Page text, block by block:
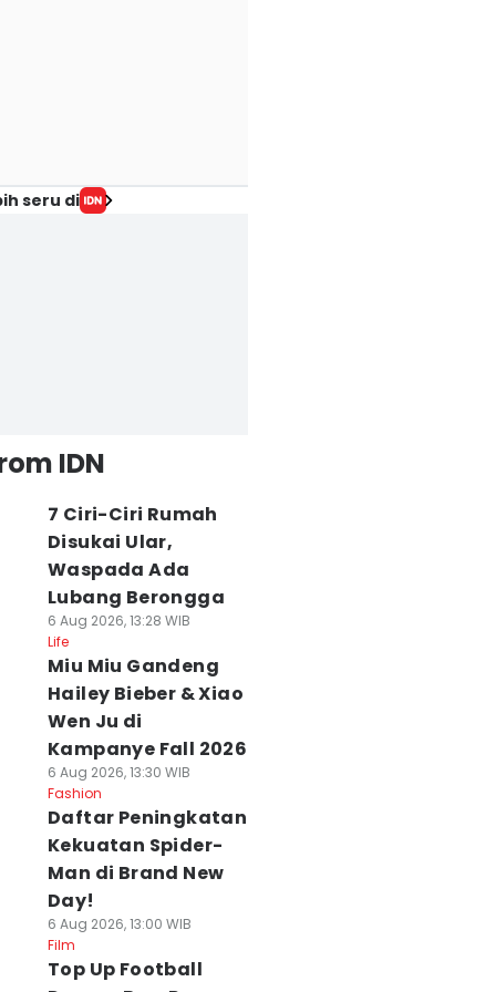
seru di
IDN
7 Ciri-Ciri Rumah
Disukai Ular,
Waspada Ada
Lubang Berongga
6 Aug 2026, 13:28 WIB
Life
Miu Miu Gandeng
Hailey Bieber & Xiao
Wen Ju di
Kampanye Fall 2026
6 Aug 2026, 13:30 WIB
Fashion
Daftar Peningkatan
Kekuatan Spider-
Man di Brand New
Day!
6 Aug 2026, 13:00 WIB
Film
Top Up Football